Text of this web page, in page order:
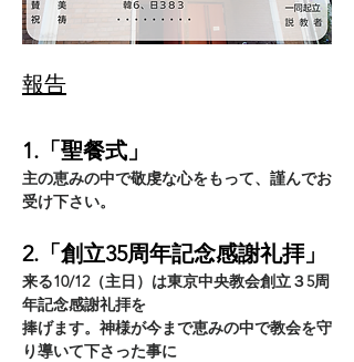
報告
1.「聖餐式」
主の恵みの中で敬虔な心をもって、謹んでお
受け下さい。
2.「創立35周年記念感謝礼拝」
来る10/12（主日）は東京中央教会創立３5周
年記念感謝礼拝を
捧げます。神様が今まで恵みの中で教会を守
り導いて下さった事に